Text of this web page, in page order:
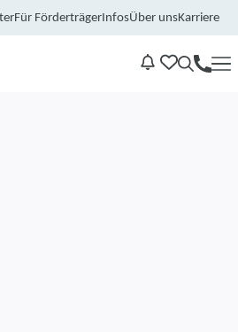
Für FörderträgerInfosÜber unsKarriere
Kontakt